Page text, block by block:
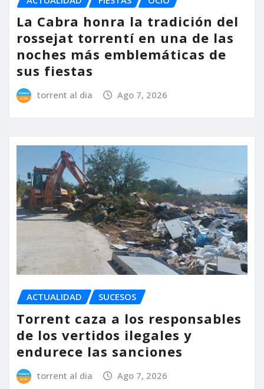
La Cabra honra la tradición del
rossejat torrentí en una de las
noches más emblemáticas de
sus fiestas
torrent al dia Ago 7, 2026
ACTUALIDAD SUCESOS
Torrent caza a los responsables
de los vertidos ilegales y
endurece las sanciones
torrent al dia Ago 7, 2026